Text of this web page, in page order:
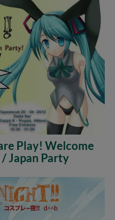
Play! Welcome
Japan Party